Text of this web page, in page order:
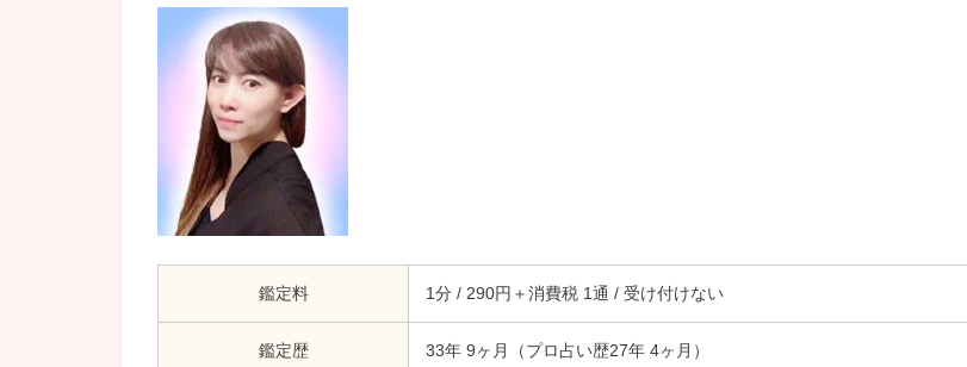
鑑定料 1分 / 290円＋消費税 1通 / 受け付けない
鑑定歴 33年 9ヶ月（プロ占い歴27年 4ヶ月）